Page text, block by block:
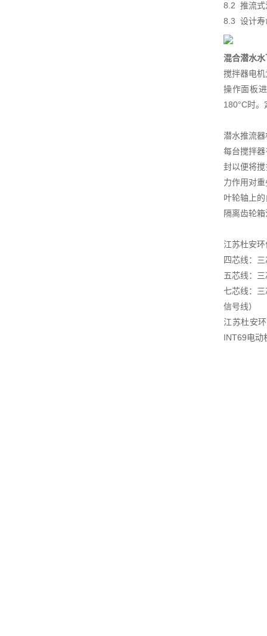
8.2 推流式
8.3 设计寿
混合潜水
搅拌器电
操作面板
180°C时
潜水推流
每台搅拌
封以便将
力作用对
叶轮轴上
隔离齿轮
江苏杜安
四芯线：
五芯线：
七芯线：
信号线）
江苏杜安
INT69电动